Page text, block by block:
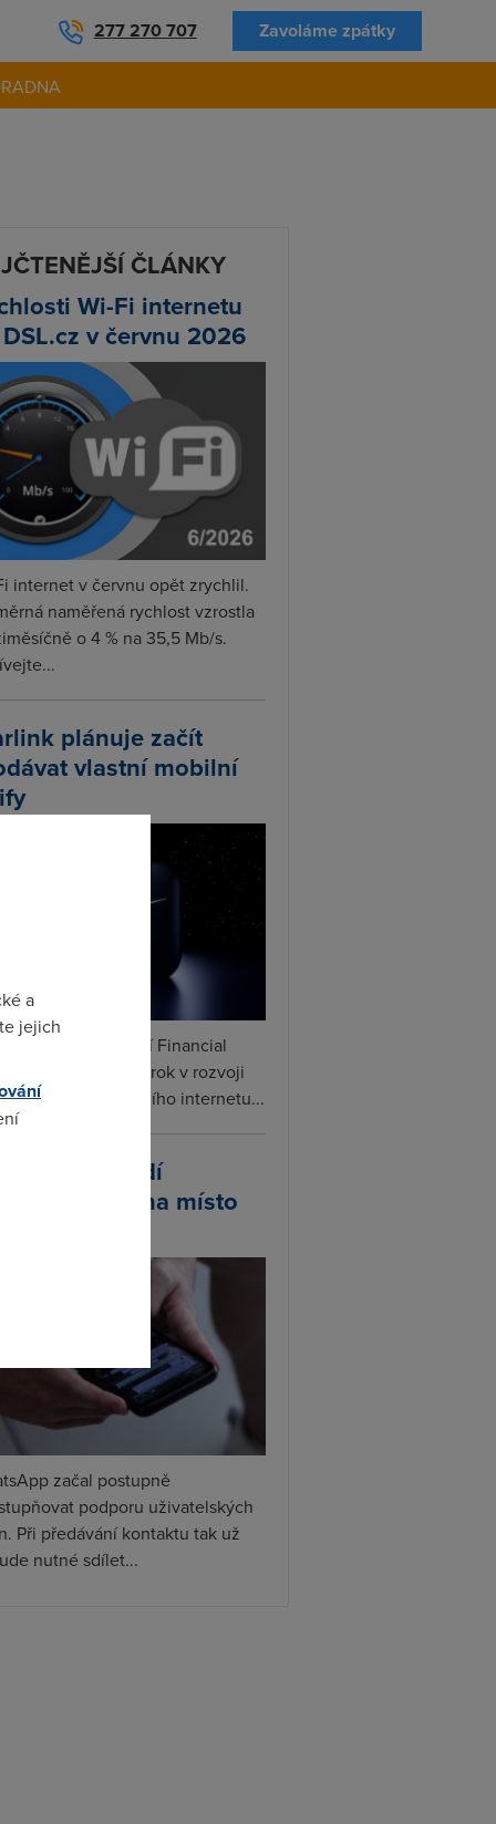
277 270 707 Zavoláme zpátky
ČLÁNKY
Wi-Fi internetu
v červnu 2026
internet v červnu opět zrychlil.
naměřená rychlost vzrostla
o 4 % na 35,5 Mb/s.
plánuje začít
vlastní mobilní
podle informací Financial
připravuje další krok v rozvoji
Vedle satelitního internetu...
zavádí
jména místo
začal postupně
podporu uživatelských
Při předávání kontaktu tak už
nutné sdílet...
a
jejich